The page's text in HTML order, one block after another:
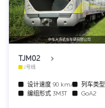
中车大连机车车辆有限公司
TJM02
2号线
设计速度 90 km/h 列车类型
编组形式 3M3T GoA2